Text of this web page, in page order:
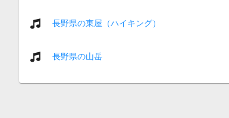
長野県の東屋（ハイキング）
長野県の山岳